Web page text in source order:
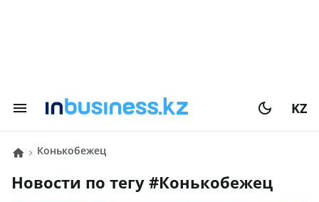
KZ
Конькобежец
Новости по тегу # Конькобежец